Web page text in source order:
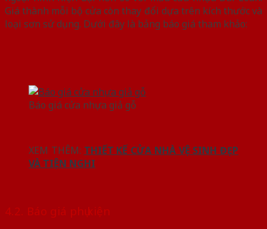
Giá thành mỗi bộ cửa còn thay đổi dựa trên kích thước và
loại sơn sử dụng. Dưới đây là bảng báo giá tham khảo:
Báo giá cửa nhựa giả gỗ
XEM THÊM: THIẾT KẾ CỬA NHÀ VỆ SINH ĐẸP
VÀ TIỆN NGHI
4.2. Báo giá phụ kiện